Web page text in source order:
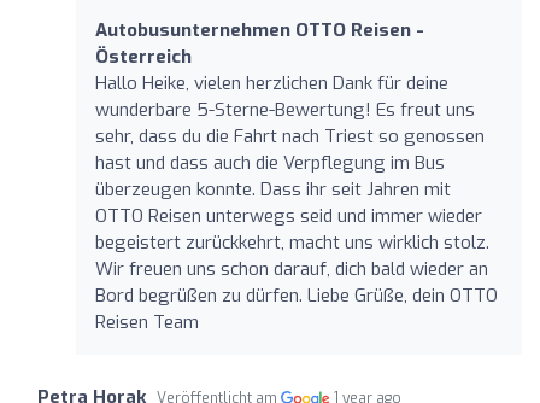
Autobusunternehmen OTTO Reisen -
Österreich
Hallo Heike, vielen herzlichen Dank für deine
wunderbare 5-Sterne-Bewertung! Es freut uns
sehr, dass du die Fahrt nach Triest so genossen
hast und dass auch die Verpflegung im Bus
überzeugen konnte. Dass ihr seit Jahren mit
OTTO Reisen unterwegs seid und immer wieder
begeistert zurückkehrt, macht uns wirklich stolz.
Wir freuen uns schon darauf, dich bald wieder an
Bord begrüßen zu dürfen. Liebe Grüße, dein OTTO
Reisen Team
Petra Horak Veröffentlicht am 1 year ago